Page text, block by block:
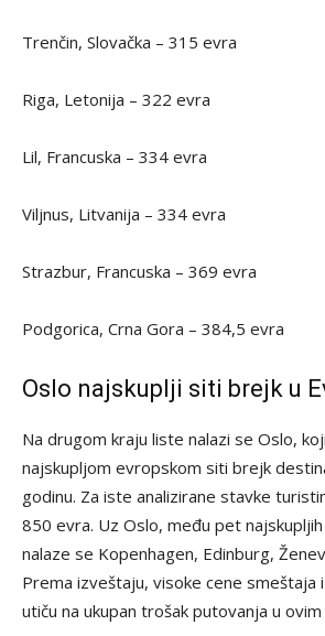
Trenčin, Slovačka – 315 evra
Riga, Letonija – 322 evra
Lil, Francuska – 334 evra
Viljnus, Litvanija – 334 evra
Strazbur, Francuska – 369 evra
Podgorica, Crna Gora – 384,5 evra
Oslo najskuplji siti brejk u
Na drugom kraju liste nalazi se Oslo,
najskupljom evropskom siti brejk
godinu. Za iste analizirane stavke
850 evra. Uz Oslo, među pet
nalaze se Kopenhagen, Edinburg,
Prema izveštaju, visoke cene smeštaja
utiču na ukupan trošak putovanja u